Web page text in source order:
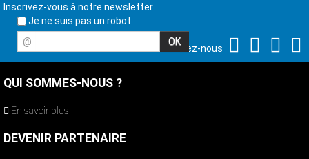
Inscrivez-vous à notre newsletter
Je ne suis pas un robot
@
Suivez-nous
QUI SOMMES-NOUS ?
En savoir plus
DEVENIR PARTENAIRE